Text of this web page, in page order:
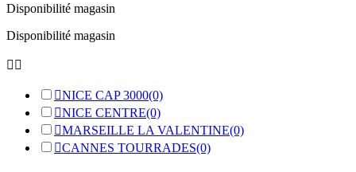
Disponibilité magasin
Disponibilité magasin
 
NICE CAP 3000(0)
NICE CENTRE(0)
MARSEILLE LA VALENTINE(0)
CANNES TOURRADES(0)